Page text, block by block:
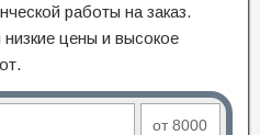
работы на заказ.
цены и высокое
от 8000